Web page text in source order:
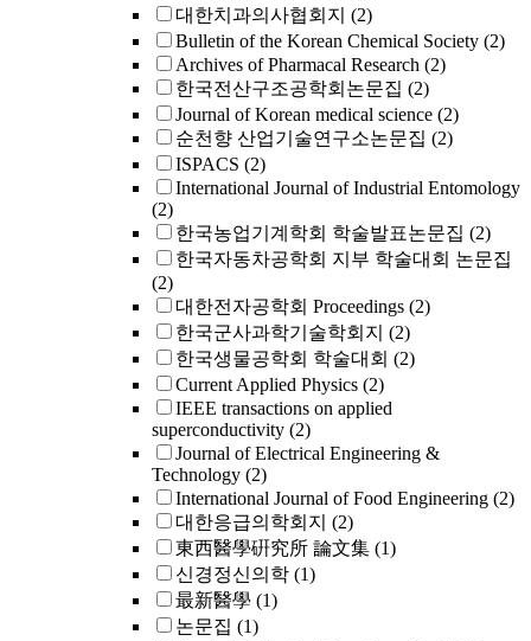
대한치과의사협회지 (2)
Bulletin of the Korean Chemical Society (2)
Archives of Pharmacal Research (2)
한국전산구조공학회논문집 (2)
Journal of Korean medical science (2)
순천향 산업기술연구소논문집 (2)
ISPACS (2)
International Journal of Industrial Entomology
(2)
한국농업기계학회 학술발표논문집 (2)
한국자동차공학회 지부 학술대회 논문집
(2)
대한전자공학회 Proceedings (2)
한국군사과학기술학회지 (2)
한국생물공학회 학술대회 (2)
Current Applied Physics (2)
IEEE transactions on applied
superconductivity (2)
Journal of Electrical Engineering &
Technology (2)
International Journal of Food Engineering (2)
대한응급의학회지 (2)
東西醫學硏究所 論文集 (1)
신경정신의학 (1)
最新醫學 (1)
논문집 (1)